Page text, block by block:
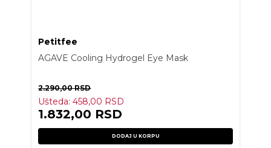
Petitfee
AGAVE Cooling Hydrogel Eye Mask
2.290,00RSD
Ušteda:458,00 RSD
1.832,00 RSD
DODAJ U KORPU